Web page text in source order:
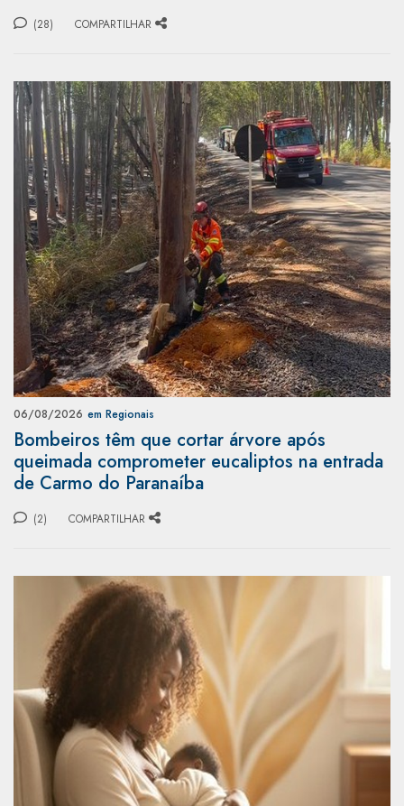
(28) COMPARTILHAR
06/08/2026 em Regionais
Bombeiros têm que cortar árvore após
queimada comprometer eucaliptos na entrada
de Carmo do Paranaíba
(2) COMPARTILHAR